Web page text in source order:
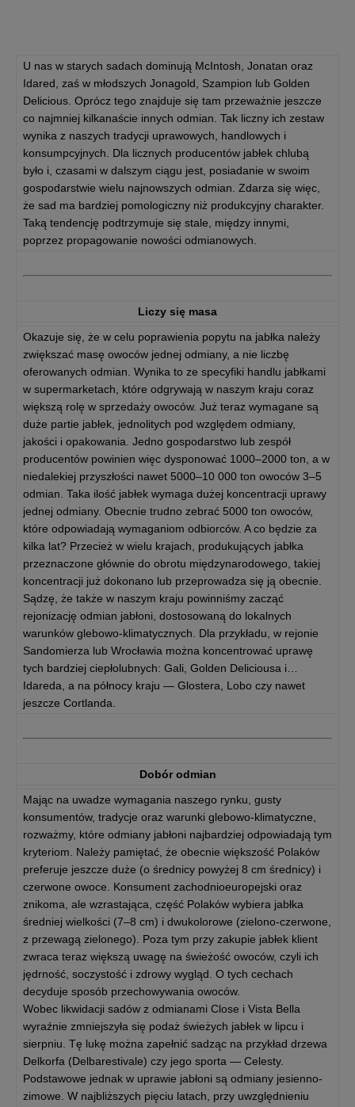
U nas w starych sadach dominują McIntosh, Jonatan oraz
Idared, zaś w młodszych Jonagold, Szampion lub Golden
Delicious. Oprócz tego znajduje się tam przeważnie jeszcze
co najmniej kilkanaście innych odmian. Tak liczny ich zestaw
wynika z naszych tradycji uprawowych, handlowych i
konsumpcyjnych. Dla licznych producentów jabłek chlubą
było i, czasami w dalszym ciągu jest, posiadanie w swoim
gospodarstwie wielu najnowszych odmian. Zdarza się więc,
że sad ma bardziej pomologiczny niż produkcyjny charakter.
Taką tendencję podtrzymuje się stale, między innymi,
poprzez propagowanie nowości odmianowych.
Liczy się masa
Okazuje się, że w celu poprawienia popytu na jabłka należy
zwiększać masę owoców jednej odmiany, a nie liczbę
oferowanych odmian. Wynika to ze specyfiki handlu jabłkami
w supermarketach, które odgrywają w naszym kraju coraz
większą rolę w sprzedaży owoców. Już teraz wymagane są
duże partie jabłek, jednolitych pod względem odmiany,
jakości i opakowania. Jedno gospodarstwo lub zespół
producentów powinien więc dysponować 1000–2000 ton, a w
niedalekiej przyszłości nawet 5000–10 000 ton owoców 3–5
odmian. Taka ilość jabłek wymaga dużej koncentracji uprawy
jednej odmiany. Obecnie trudno zebrać 5000 ton owoców,
które odpowiadają wymaganiom odbiorców. A co będzie za
kilka lat? Przecież w wielu krajach, produkujących jabłka
przeznaczone głównie do obrotu międzynarodowego, takiej
koncentracji już dokonano lub przeprowadza się ją obecnie.
Sądzę, że także w naszym kraju powinniśmy zacząć
rejonizację odmian jabłoni, dostosowaną do lokalnych
warunków glebowo-klimatycznych. Dla przykładu, w rejonie
Sandomierza lub Wrocławia można koncentrować uprawę
tych bardziej ciepłolubnych: Gali, Golden Deliciousa i…
Idareda, a na północy kraju — Glostera, Lobo czy nawet
jeszcze Cortlanda.
Dobór odmian
Mając na uwadze wymagania naszego rynku, gusty
konsumentów, tradycje oraz warunki glebowo-klimatyczne,
rozważmy, które odmiany jabłoni najbardziej odpowiadają tym
kryteriom. Należy pamiętać, że obecnie większość Polaków
preferuje jeszcze duże (o średnicy powyżej 8 cm średnicy) i
czerwone owoce. Konsument zachodnioeuropejski oraz
znikoma, ale wzrastająca, część Polaków wybiera jabłka
średniej wielkości (7–8 cm) i dwukolorowe (zielono-czerwone,
z przewagą zielonego). Poza tym przy zakupie jabłek klient
zwraca teraz większą uwagę na świeżość owoców, czyli ich
jędrność, soczystość i zdrowy wygląd. O tych cechach
decyduje sposób przechowywania owoców.
Wobec likwidacji sadów z odmianami Close i Vista Bella
wyraźnie zmniejszyła się podaż świeżych jabłek w lipcu i
sierpniu. Tę lukę można zapełnić sadząc na przykład drzewa
Delkorfa (Delbarestivale) czy jego sporta — Celesty.
Podstawowe jednak w uprawie jabłoni są odmiany jesienno-
zimowe. W najbliższych pięciu latach, przy uwzględnieniu